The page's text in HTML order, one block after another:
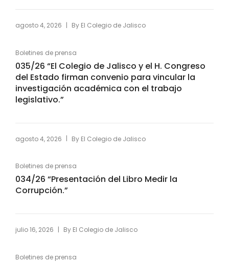
agosto 4, 2026 | By El Colegio de Jalisco
Boletines de prensa
035/26 “El Colegio de Jalisco y el H. Congreso
del Estado firman convenio para vincular la
investigación académica con el trabajo
legislativo.”
agosto 4, 2026 | By El Colegio de Jalisco
Boletines de prensa
034/26 “Presentación del Libro Medir la
Corrupción.”
julio 16, 2026 | By El Colegio de Jalisco
Boletines de prensa